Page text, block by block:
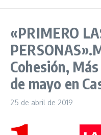
«PRIMERO
Cohesión,
de mayo en
25 de abril de 2019